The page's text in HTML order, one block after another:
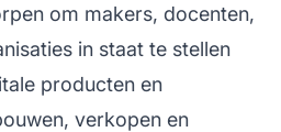
om makers, docenten,
in staat te stellen
producten en
verkopen en